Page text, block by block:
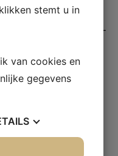
stemt u in
van cookies en
gegevens